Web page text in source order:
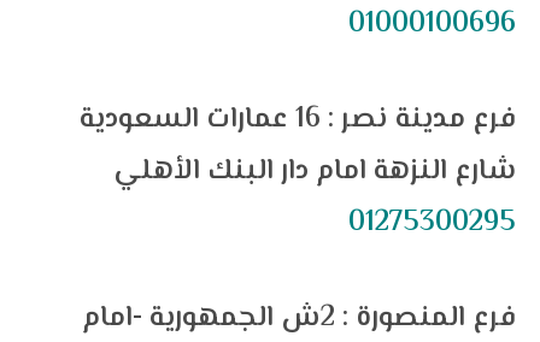
01000100696
فرع مدينة نصر : 16 عمارات السعودية
شارع النزهة امام دار البنك الأهلي
01275300295
فرع المنصورة : 2ش الجمهورية -امام